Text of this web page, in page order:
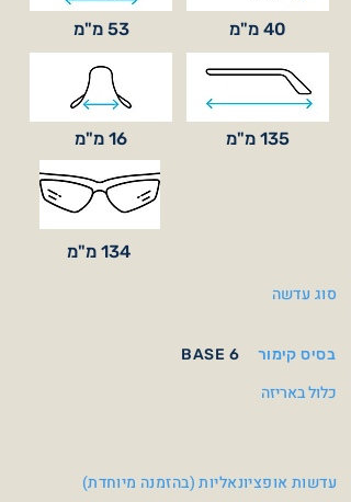
53 מ"מ 40 מ"מ
16 מ"מ 135 מ"מ
134 מ"מ
סוג עדשה
BASE 6 בסיס קימור
כלול באריזה
עדשות אופציונאליות (בהזמנה מיוחדת)